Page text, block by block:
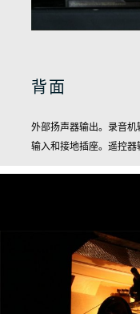
背面
外部扬声器输出。 录音机
输入和接地插座。 遥控器